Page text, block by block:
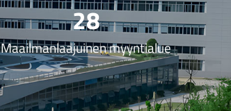
28
Maailmanlaajuinen myyntialue